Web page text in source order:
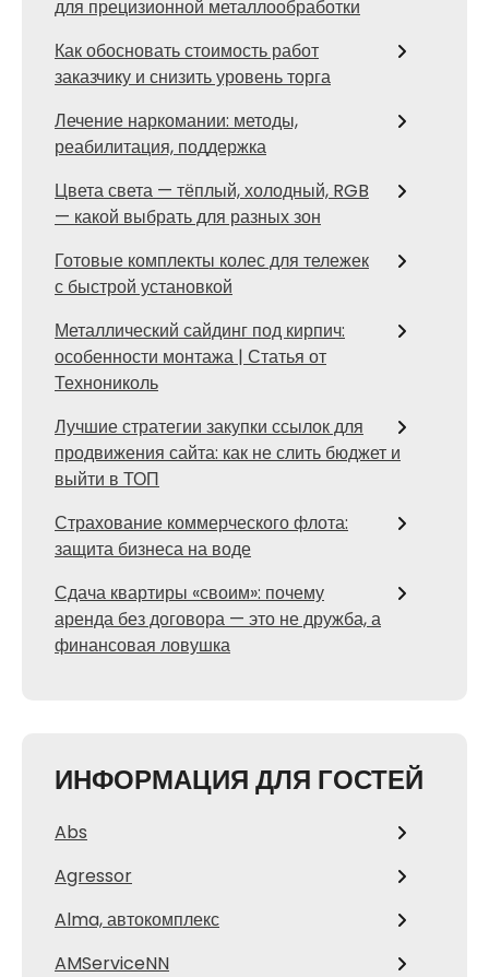
для прецизионной металлообработки
Как обосновать стоимость работ
заказчику и снизить уровень торга
Лечение наркомании: методы,
реабилитация, поддержка
Цвета света — тёплый, холодный, RGB
— какой выбрать для разных зон
Готовые комплекты колес для тележек
с быстрой установкой
Металлический сайдинг под кирпич:
особенности монтажа | Статья от
Технониколь
Лучшие стратегии закупки ссылок для
продвижения сайта: как не слить бюджет и
выйти в ТОП
Страхование коммерческого флота:
защита бизнеса на воде
Сдача квартиры «своим»: почему
аренда без договора — это не дружба, а
финансовая ловушка
ИНФОРМАЦИЯ ДЛЯ ГОСТЕЙ
Abs
Agressor
Alma, автокомплекс
AMServiceNN